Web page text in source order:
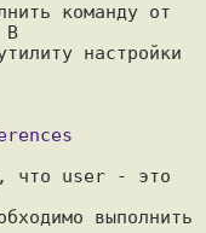
команду от
В
настройки
что user - это
выполнить